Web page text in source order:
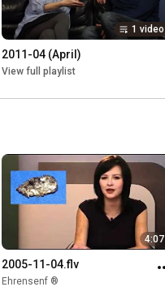
1 video
2011-04 (April)
View full playlist
4:07
2005-11-04.flv
Ehrensenf ®